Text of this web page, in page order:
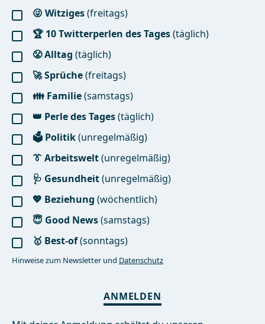
😜 Witziges(freitags)
🏆 10 Twitterperlen des Tages(täglich)
😤 Alltag (täglich)
🚀 Sprüche(freitags)
👪 Familie(samstags)
👑 Perle des Tages(täglich)
🗳️ Politik(unregelmäßig)
👔 Arbeitswelt(unregelmäßig)
🩺 Gesundheit(unregelmäßig)
💖 Beziehung (wöchentlich)
😇 Good News(samstags)
🥇 Best-of(sonntags)
Hinweise zum Newsletter und Datenschutz
ANMELDEN